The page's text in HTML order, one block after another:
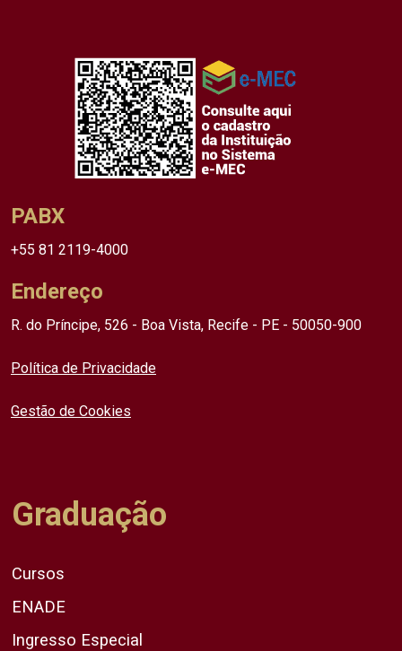
PABX
+55 81 2119-4000
Endereço
R. do Príncipe, 526 - Boa Vista, Recife - PE - 50050-900
Política de Privacidade
Gestão de Cookies
Graduação
Cursos
ENADE
Ingresso Especial